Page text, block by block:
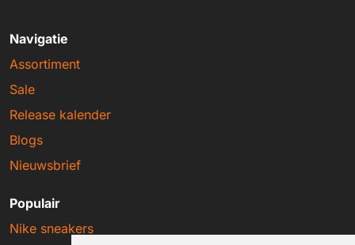
Navigatie
Assortiment
Sale
Release kalender
Blogs
Nieuwsbrief
Populair
Nike sneakers